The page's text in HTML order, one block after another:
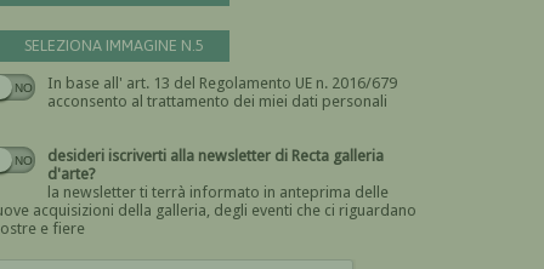
SELEZIONA IMMAGINE N.5
In base all' art. 13 del Regolamento UE n. 2016/679
acconsento al trattamento dei miei dati personali
Devi dare il consenso
desideri iscriverti alla newsletter di Recta galleria
d'arte?
la newsletter ti terrà informato in anteprima delle
acquisizioni della galleria, degli eventi che ci riguardano
e fiere